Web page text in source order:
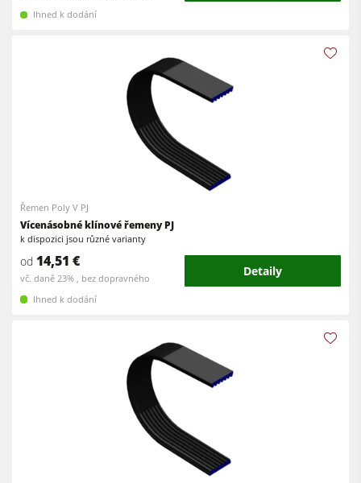
Ihned k dodání
Řemen Poly V PJ
Vícenásobné klínové řemeny PJ
k dispozici jsou různé varianty
od 14,51 €
vč. daně 23% , bez dopravného Detaily
Ihned k dodání